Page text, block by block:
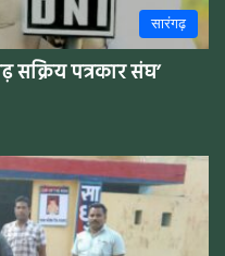
सारंगढ़
सक्रिय पत्रकार संघ’